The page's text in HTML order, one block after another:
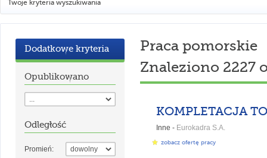
Twoje kryteria wyszukiwania
Dodatkowe kryteria
Opublikowano
Odległość
Promień:
Praca pomorskie
Znaleziono 2227
Inne - Eurokadra S.A.
zobacz ofertę pracy